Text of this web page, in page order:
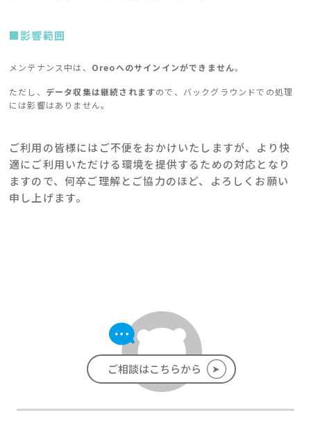
■影響範囲
メンテナンス中は、 Oreoへのサインインができません。
ただし、 データ収集は継続されますので、バックグラウンドでの処理
には影響はありません。
ご利用の皆様にはご不便をおかけいたしますが、より快
適にご利用いただける環境を提供するための対応となり
ますので、何卒ご理解とご協力のほど、よろしくお願い
申し上げます。
ご相談はこちらから ➤